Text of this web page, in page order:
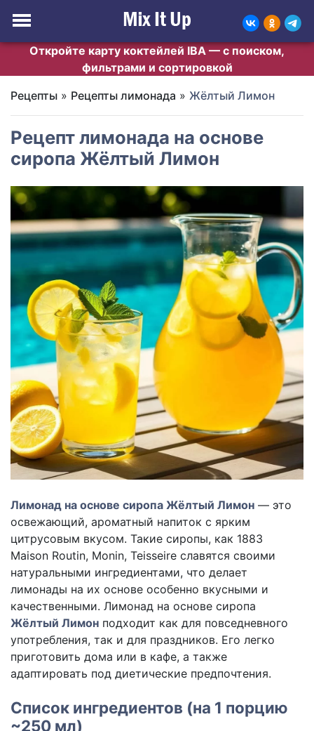
Откройте карту коктейлей IBA — с поиском,
фильтрами и сортировкой
Рецепты » Рецепты лимонада » Жёлтый Лимон
Рецепт лимонада на основе
сиропа Жёлтый Лимон
Лимонад на основе сиропа Жёлтый Лимон — это
освежающий, ароматный напиток с ярким
цитрусовым вкусом. Такие сиропы, как 1883
Maison Routin, Monin, Teisseire славятся своими
натуральными ингредиентами, что делает
лимонады на их основе особенно вкусными и
качественными. Лимонад на основе сиропа
Жёлтый Лимон подходит как для повседневного
употребления, так и для праздников. Его легко
приготовить дома или в кафе, а также
адаптировать под диетические предпочтения.
Список ингредиентов (на 1 порцию
~250 мл)